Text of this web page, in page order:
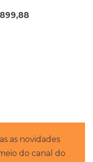
as novidades
do canal do